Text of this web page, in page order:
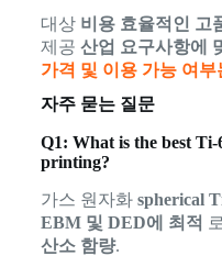
대상 비용 효율적인 고
제공 산업 요구사항에
가격 및 이용 가능 여
자주 묻는 질문
Q1: What is the best
printing?
가스 원자화 spherical
EBM 및 DED에 최적
산소 함량.